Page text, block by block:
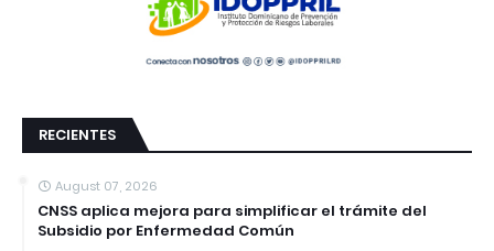
RECIENTES
August 07, 2026
CNSS aplica mejora para simplificar el trámite del
Subsidio por Enfermedad Común